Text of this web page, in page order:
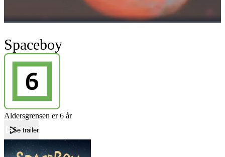
Spaceboy
Aldersgrensen er 6 år
Se trailer
ForsideSpaceboy